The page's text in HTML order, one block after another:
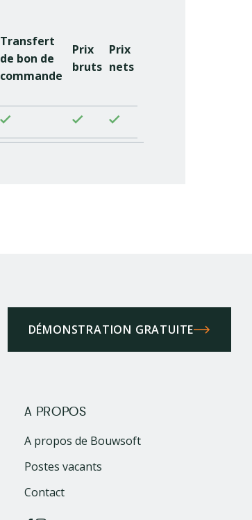
Transfert
de bon de
commande
Prix
bruts
Prix
nets
DÉMONSTRATION GRATUITE
A PROPOS
A propos de Bouwsoft
Postes vacants
Contact